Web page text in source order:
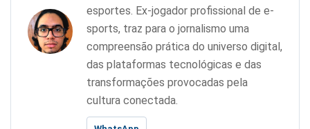
esportes. Ex-jogador profissional de e-
sports, traz para o jornalismo uma
compreensão prática do universo digital,
das plataformas tecnológicas e das
transformações provocadas pela
cultura conectada.